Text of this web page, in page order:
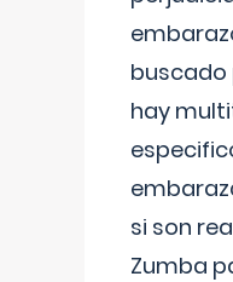
buscado
hay
si son
Zumba